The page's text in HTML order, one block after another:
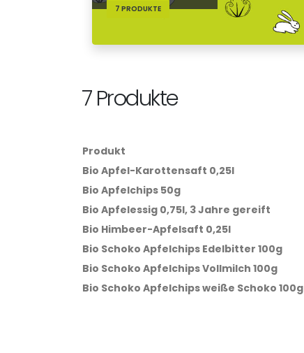
7 PRODUKTE
7 Produkte
Produkt
Bio Apfel-Karottensaft 0,25l
Bio Apfelchips 50g
Bio Apfelessig 0,75l, 3 Jahre gereift
Bio Himbeer-Apfelsaft 0,25l
Bio Schoko Apfelchips Edelbitter 100g
Bio Schoko Apfelchips Vollmilch 100g
Bio Schoko Apfelchips weiße Schoko 100g